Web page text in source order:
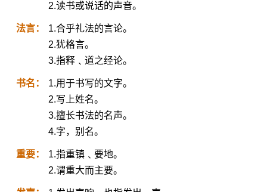
2.读书或说话的声音。
法言：
1.合乎礼法的言论。
2.犹格言。
3.指释﹑道之经论。
书名：
1.用于书写的文字。
2.写上姓名。
3.擅长书法的名声。
4.字，别名。
重要：
1.指重镇﹑要地。
2.谓重大而主要。